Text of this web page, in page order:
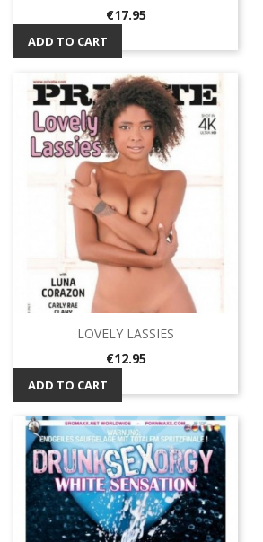
Price
€17.95
ADD TO CART
LOVELY LASSIES
Price
€12.95
ADD TO CART